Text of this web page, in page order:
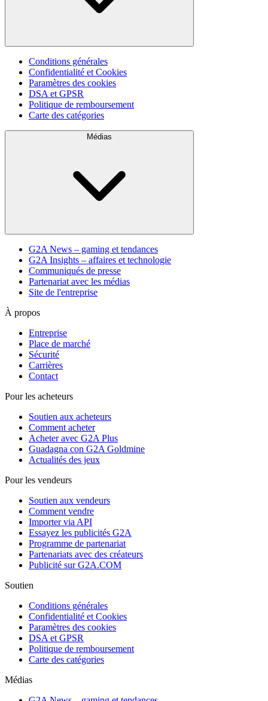
Conditions générales
Confidentialité et Cookies
Paramètres des cookies
DSA et GPSR
Politique de remboursement
Carte des catégories
Médias
G2A News – gaming et tendances
G2A Insights – affaires et technologie
Communiqués de presse
Partenariat avec les médias
Site de l'entreprise
À propos
Entreprise
Place de marché
Sécurité
Carrières
Contact
Pour les acheteurs
Soutien aux acheteurs
Comment acheter
Acheter avec G2A Plus
Guadagna con G2A Goldmine
Actualités des jeux
Pour les vendeurs
Soutien aux vendeurs
Comment vendre
Importer via API
Essayez les publicités G2A
Programme de partenariat
Partenariats avec des créateurs
Publicité sur G2A.COM
Soutien
Conditions générales
Confidentialité et Cookies
Paramètres des cookies
DSA et GPSR
Politique de remboursement
Carte des catégories
Médias